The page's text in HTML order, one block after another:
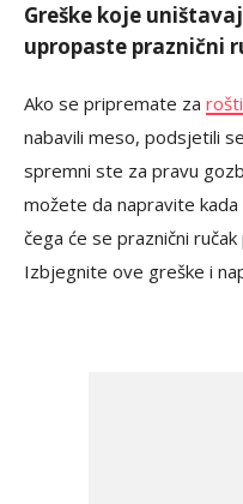
Greške koje
upropaste praznični
Ako se pripremate za
nabavili meso, podsjetili
spremni ste za pravu
možete da napravite
čega će se praznični
Izbjegnite ove greške i